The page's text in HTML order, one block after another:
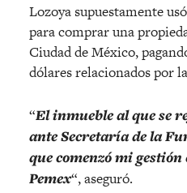
Lozoya supuestamente
para comprar una
Ciudad de México,
dólares relacionados por
“El inmueble al que se
ante Secretaría de la
que comenzó mi
Pemex“, aseguró.